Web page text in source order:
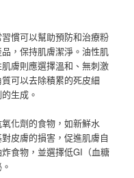
慣可以幫助預防和治療粉
，保持肌膚潔淨。油性肌
膚則應選擇溫和、無刺激
可以去除積累的死皮細
生成。
化劑的食物，如新鮮水
皮膚的損害，促進肌膚自
食物，並選擇低GI（血糖